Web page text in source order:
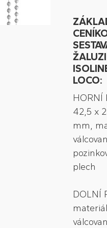
LOCO:
HORNÍ
42,5 x
mm,
plech
DOLNÍ
materiál